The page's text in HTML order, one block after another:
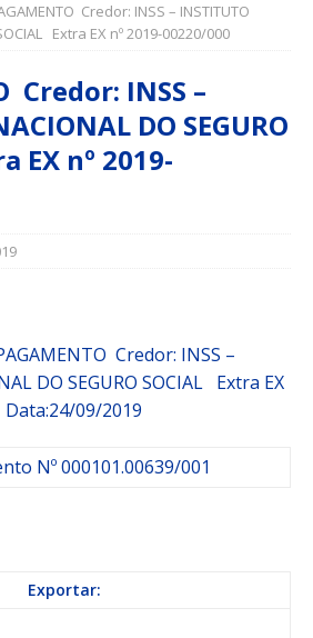
Credor: INSS – INSTITUTO
Extra EX nº 2019-00220/000
Credor: INSS –
DO SEGURO
EX nº 2019-
Credor: INSS –
DO SEGURO SOCIAL Extra EX
Data:24/09/2019
Nº 000101.00639/001
Exportar: